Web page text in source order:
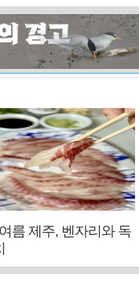
름 제주, 벤자리와 독